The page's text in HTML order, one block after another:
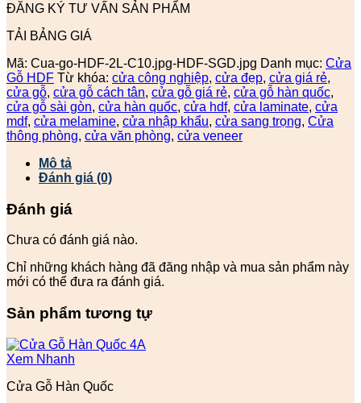
ĐĂNG KÝ TƯ VẤN SẢN PHẨM
TẢI BẢNG GIÁ
Mã: Cua-go-HDF-2L-C10.jpg-HDF-SGD.jpg Danh mục: Cửa
Gỗ HDF Từ khóa: cửa công nghiệp, cửa đẹp, cửa giá rẻ,
cửa gỗ, cửa gỗ cách tân, cửa gỗ giá rẻ, cửa gỗ hàn quốc,
cửa gỗ sài gòn, cửa hàn quốc, cửa hdf, cửa laminate, cửa
mdf, cửa melamine, cửa nhập khẩu, cửa sang trọng, Cửa
thông phòng, cửa văn phòng, cửa veneer
Mô tả
Đánh giá (0)
Đánh giá
Chưa có đánh giá nào.
Chỉ những khách hàng đã đăng nhập và mua sản phẩm này
mới có thể đưa ra đánh giá.
Sản phẩm tương tự
Xem Nhanh
Cửa Gỗ Hàn Quốc